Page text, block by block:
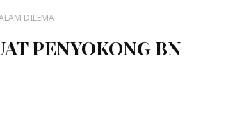
DILEMA
PENYOKONG BN